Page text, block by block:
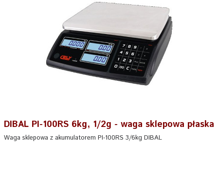
DIBAL PI-100RS 6kg, 1/2g - waga sklepowa płaska
Waga sklepowa z akumulatorem PI-100RS 3/6kg DIBAL